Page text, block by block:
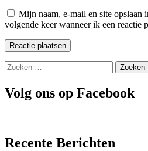
Mijn naam, e-mail en site opslaan
volgende keer wanneer ik een reactie
Zoeken
naar:
Volg ons op Facebook
Recente Berichten